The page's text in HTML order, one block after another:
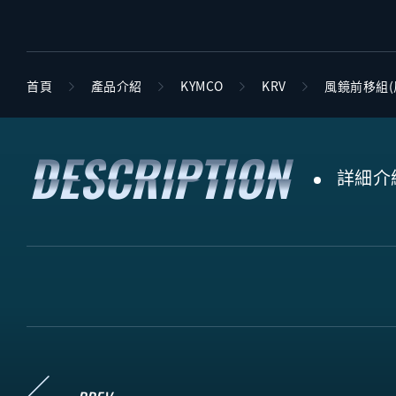
首頁 產品介紹 KYMCO KRV 風鏡前移組
詳細介